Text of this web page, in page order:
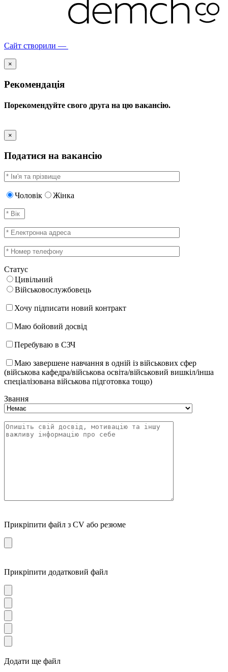
Сайт створили —
×
Рекомендація
Порекомендуйте свого друга на цю вакансію.
×
Податися на вакансію
Чоловік Жінка
Статус
Цивільний
Військовослужбовець
Хочу підписати новий контракт
Маю бойовий досвід
Перебуваю в СЗЧ
Маю завершене навчання в одній із військових сфер
(військова кафедра/військова освіта/військовий вишкіл/інша
спеціалізована військова підготовка тощо)
Звання
Прикріпити файл з CV або резюме
Прикріпити додатковий файл
Додати ще файл